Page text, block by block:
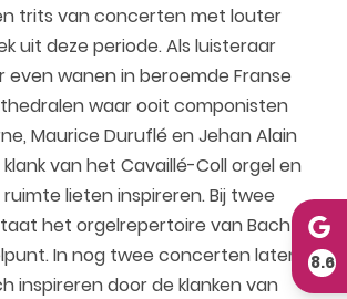
trits van concerten met louter
uit deze periode. Als luisteraar
even wanen in beroemde Franse
waar ooit componisten
Maurice Duruflé en Jehan Alain
van het Cavaillé-Coll orgel en
lieten inspireren. Bij twee
het orgelrepertoire van Bach
In nog twee concerten laten
inspireren door de klanken van
8.6